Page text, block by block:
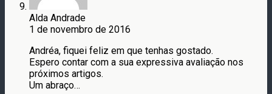
Alda Andrade
1 de novembro de 2016
Andréa, fiquei feliz em que tenhas gostado.
Espero contar com a sua expressiva avaliação nos
próximos artigos.
Um abraço…